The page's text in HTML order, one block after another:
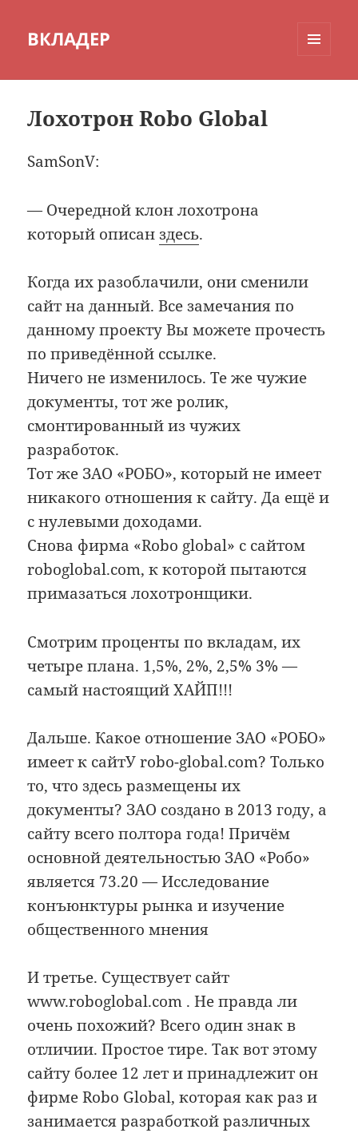
ВКЛАДЕР
Лохотрон Robo Global
SamSonV:
— Очередной клон лохотрона
который описанздесь.
Когда их разоблачили, они сменили
сайт на данный. Все замечания по
данному проекту Вы можете прочесть
по приведённой ссылке.
Ничего не изменилось. Те же чужие
документы, тот же ролик,
смонтированный из чужих
разработок.
Тот же ЗАО «РОБО», который не имеет
никакого отношения к сайту. Да ещё и
с нулевыми доходами.
Снова фирма «Robo global» с сайтом
roboglobal.com, к которой пытаются
примазаться лохотронщики.
Смотрим проценты по вкладам, их
четыре плана. 1,5%, 2%, 2,5% 3% —
самый настоящий ХАЙП!!!
Дальше. Какое отношение ЗАО «РОБО»
имеет к сайтУ robo-global.com? Только
то, что здесь размещены их
документы? ЗАО создано в 2013 году, а
сайту всего полтора года! Причём
основной деятельностью ЗАО «Робо»
является 73.20 — Исследование
конъюнктуры рынка и изучение
общественного мнения
И третье. Существует сайт
www.roboglobal.com . Не правда ли
очень похожий? Всего один знак в
отличии. Простое тире. Так вот этому
сайту более 12 лет и принадлежит он
фирме Robo Global, которая как раз и
занимается разработкой различных